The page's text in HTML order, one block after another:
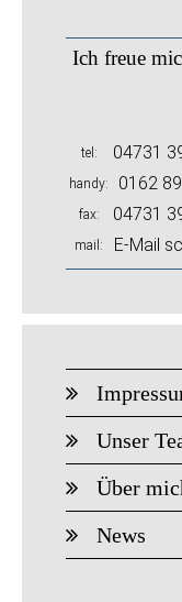
Ich freue
tel 04731
handy 0162
fax 04731
mail E-Mail
Unser
Über
News